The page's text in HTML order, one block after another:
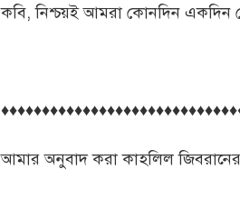
কবি, নিশ্চয়ই আমরা কোনদিন একদিন
আমার অনুবাদ করা কাহলিল